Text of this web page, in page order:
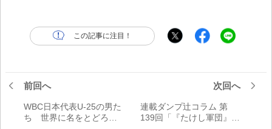
この記事に注目！
前回へ
WBC日本代表U-25の男た
ち 世界に名をとどろか
次回へ
連載ダンプ辻コラム 第
139回「『たけし軍団』と